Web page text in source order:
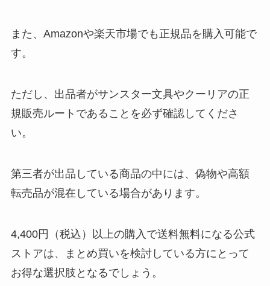
また、Amazonや楽天市場でも正規品を購入可能で
す。
ただし、出品者がサンスター文具やクーリアの正
規販売ルートであることを必ず確認してくださ
い。
第三者が出品している商品の中には、偽物や高額
転売品が混在している場合があります。
4,400円（税込）以上の購入で送料無料になる公式
ストアは、まとめ買いを検討している方にとって
お得な選択肢となるでしょう。